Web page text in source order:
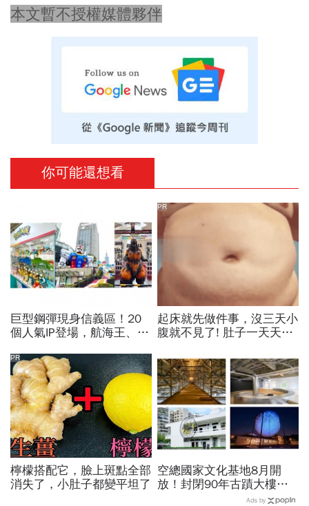
本文暫不授權媒體夥伴
你可能還想看
巨型鋼彈現身信義區！20
個人氣IP登場，航海王、哥
點打卡熱點，活動只到這天
起床就先做件事，沒三天小
腹就不見了! 肚子一天天變
PR
檸檬搭配它，臉上斑點全部
消失了，小肚子都變平坦了
PR
空總國家文化基地8月開
放！封閉90年古蹟大樓打
開了…加碼「晴空季
Ads by